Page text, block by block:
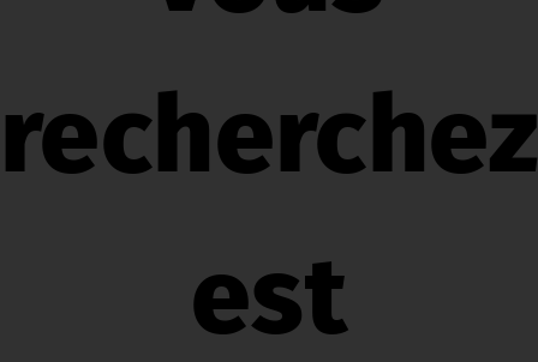
recherchez
est